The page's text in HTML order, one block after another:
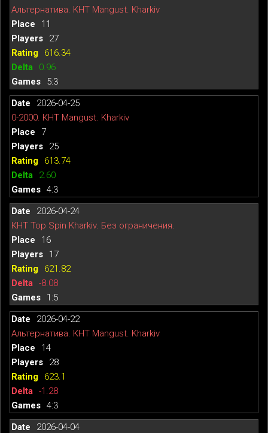
Альтернатива. КНТ Mangust. Kharkiv
11
27
616.34
0.96
5:3
2026-04-25
0-2000. КНТ Mangust. Kharkiv
7
25
613.74
2.60
4:3
2026-04-24
КНТ Top Spin Kharkiv. Без ограничения.
16
17
621.82
-8.08
1:5
2026-04-22
Альтернатива. КНТ Mangust. Kharkiv
14
28
623.1
-1.28
4:3
2026-04-04